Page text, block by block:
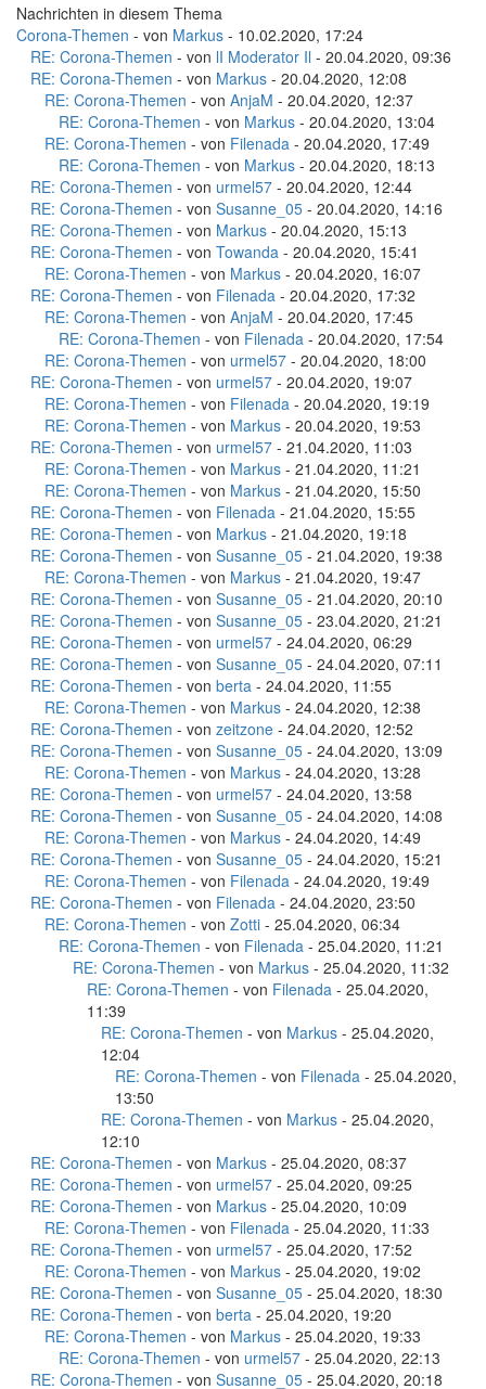
Nachrichten in diesem Thema
Corona-Themen - von Markus - 10.02.2020, 17:24
RE: Corona-Themen - von lI Moderator Il - 20.04.2020, 09:36
RE: Corona-Themen - von Markus - 20.04.2020, 12:08
RE: Corona-Themen - von AnjaM - 20.04.2020, 12:37
RE: Corona-Themen - von Markus - 20.04.2020, 13:04
RE: Corona-Themen - von Filenada - 20.04.2020, 17:49
RE: Corona-Themen - von Markus - 20.04.2020, 18:13
RE: Corona-Themen - von urmel57 - 20.04.2020, 12:44
RE: Corona-Themen - von Susanne_05 - 20.04.2020, 14:16
RE: Corona-Themen - von Markus - 20.04.2020, 15:13
RE: Corona-Themen - von Towanda - 20.04.2020, 15:41
RE: Corona-Themen - von Markus - 20.04.2020, 16:07
RE: Corona-Themen - von Filenada - 20.04.2020, 17:32
RE: Corona-Themen - von AnjaM - 20.04.2020, 17:45
RE: Corona-Themen - von Filenada - 20.04.2020, 17:54
RE: Corona-Themen - von urmel57 - 20.04.2020, 18:00
RE: Corona-Themen - von urmel57 - 20.04.2020, 19:07
RE: Corona-Themen - von Filenada - 20.04.2020, 19:19
RE: Corona-Themen - von Markus - 20.04.2020, 19:53
RE: Corona-Themen - von urmel57 - 21.04.2020, 11:03
RE: Corona-Themen - von Markus - 21.04.2020, 11:21
RE: Corona-Themen - von Markus - 21.04.2020, 15:50
RE: Corona-Themen - von Filenada - 21.04.2020, 15:55
RE: Corona-Themen - von Markus - 21.04.2020, 19:18
RE: Corona-Themen - von Susanne_05 - 21.04.2020, 19:38
RE: Corona-Themen - von Markus - 21.04.2020, 19:47
RE: Corona-Themen - von Susanne_05 - 21.04.2020, 20:10
RE: Corona-Themen - von Susanne_05 - 23.04.2020, 21:21
RE: Corona-Themen - von urmel57 - 24.04.2020, 06:29
RE: Corona-Themen - von Susanne_05 - 24.04.2020, 07:11
RE: Corona-Themen - von berta - 24.04.2020, 11:55
RE: Corona-Themen - von Markus - 24.04.2020, 12:38
RE: Corona-Themen - von zeitzone - 24.04.2020, 12:52
RE: Corona-Themen - von Susanne_05 - 24.04.2020, 13:09
RE: Corona-Themen - von Markus - 24.04.2020, 13:28
RE: Corona-Themen - von urmel57 - 24.04.2020, 13:58
RE: Corona-Themen - von Susanne_05 - 24.04.2020, 14:08
RE: Corona-Themen - von Markus - 24.04.2020, 14:49
RE: Corona-Themen - von Susanne_05 - 24.04.2020, 15:21
RE: Corona-Themen - von Filenada - 24.04.2020, 19:49
RE: Corona-Themen - von Filenada - 24.04.2020, 23:50
RE: Corona-Themen - von Zotti - 25.04.2020, 06:34
RE: Corona-Themen - von Filenada - 25.04.2020, 11:21
RE: Corona-Themen - von Markus - 25.04.2020, 11:32
RE: Corona-Themen - von Filenada - 25.04.2020,
11:39
RE: Corona-Themen - von Markus - 25.04.2020,
12:04
RE: Corona-Themen - von Filenada - 25.04.2020,
13:50
RE: Corona-Themen - von Markus - 25.04.2020,
12:10
RE: Corona-Themen - von Markus - 25.04.2020, 08:37
RE: Corona-Themen - von urmel57 - 25.04.2020, 09:25
RE: Corona-Themen - von Markus - 25.04.2020, 10:09
RE: Corona-Themen - von Filenada - 25.04.2020, 11:33
RE: Corona-Themen - von urmel57 - 25.04.2020, 17:52
RE: Corona-Themen - von Markus - 25.04.2020, 19:02
RE: Corona-Themen - von Susanne_05 - 25.04.2020, 18:30
RE: Corona-Themen - von berta - 25.04.2020, 19:20
RE: Corona-Themen - von Markus - 25.04.2020, 19:33
RE: Corona-Themen - von urmel57 - 25.04.2020, 22:13
RE: Corona-Themen - von Susanne_05 - 25.04.2020, 20:18